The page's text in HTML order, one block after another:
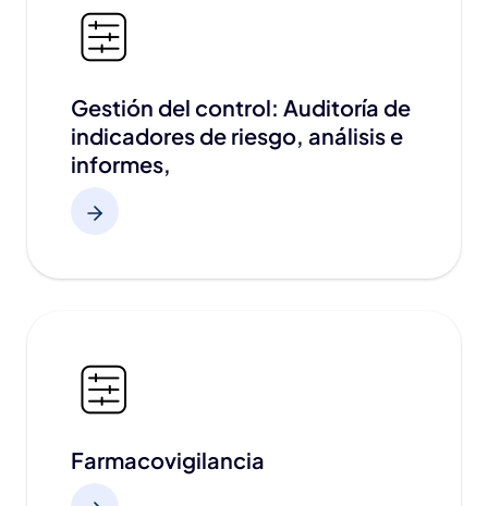
Gestión del control: Auditoría de
indicadores de riesgo, análisis e
informes,
Farmacovigilancia